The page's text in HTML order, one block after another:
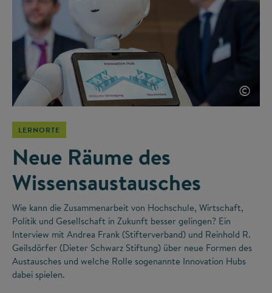
©
LERNORTE
Neue Räume des
Wissensaustausches
Wie kann die Zusammenarbeit von Hochschule, Wirtschaft,
Politik und Gesellschaft in Zukunft besser gelingen? Ein
Interview mit Andrea Frank (Stifterverband) und Reinhold R.
Geilsdörfer (Dieter Schwarz Stiftung) über neue Formen des
Austausches und welche Rolle sogenannte Innovation Hubs
dabei spielen.